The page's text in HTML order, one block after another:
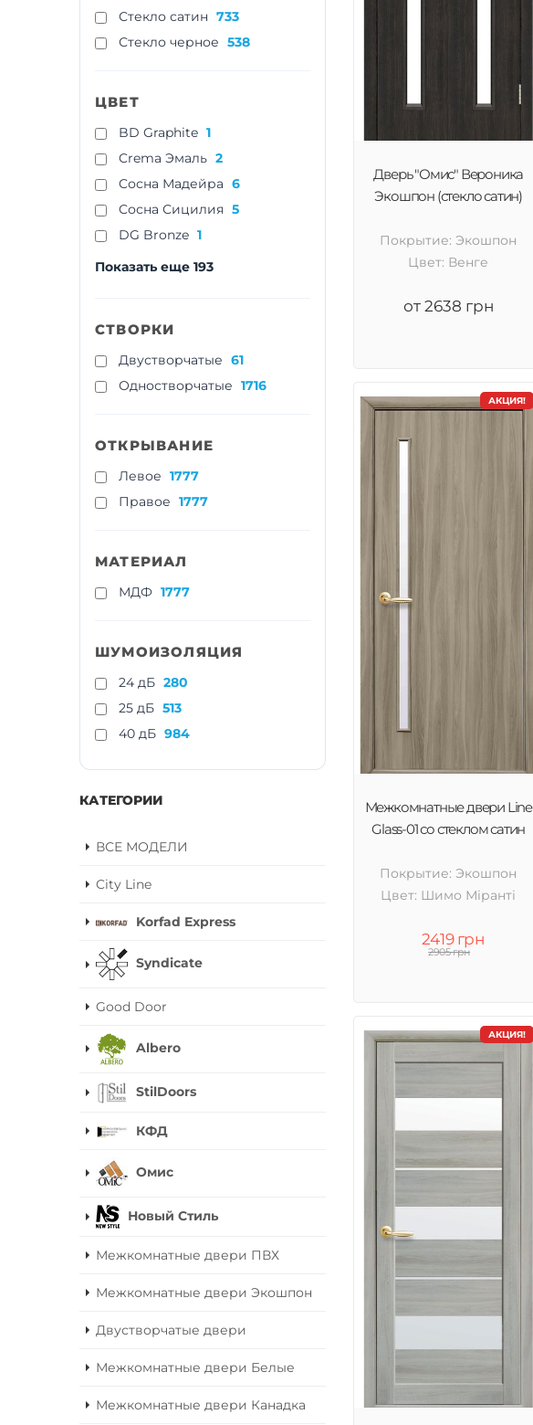
Стекло сатин 733
Стекло черное 538
ЦВЕТ
BD Graphite 1
Crema Эмаль 2
Cосна Мадейра 6
Cосна Сицилия 5
DG Bronze 1
Показать еще 193
СТВОРКИ
Двустворчатые 61
Одностворчатые 1716
ОТКРЫВАНИЕ
Левое 1777
Правое 1777
МАТЕРИАЛ
МДФ 1777
ШУМОИЗОЛЯЦИЯ
24 дБ 280
25 дБ 513
40 дБ 984
КАТЕГОРИИ
ВСЕ МОДЕЛИ
City Line
Korfad Express
Syndicate
Good Door
Albero
StilDoors
КФД
Омис
Новый Стиль
Межкомнатные двери ПВХ
Межкомнатные двери Экошпон
Двустворчатые двери
Межкомнатные двери Белые
Межкомнатные двери Канадка
Дверь "Омис" Вероника
Экошпон (стекло сатин)
Покрытие: Экошпон
Цвет: Венге
от 2638 грн
АКЦИЯ!
Межкомнатные двери Line
Glass-01 со стеклом сатин
Покрытие: Экошпон
Цвет: Шимо Міранті
2419 грн
2905 грн
АКЦИЯ!